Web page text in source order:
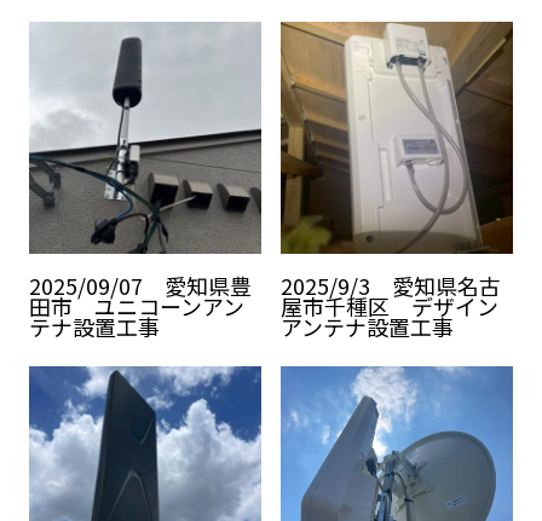
2025/09/07 愛知県豊
田市 ユニコーンアン
テナ設置工事
2025/9/3 愛知県名古
屋市千種区 デザイン
アンテナ設置工事